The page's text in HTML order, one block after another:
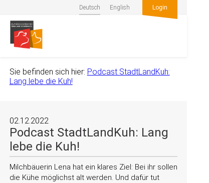
Deutsch English Login
Sie befinden sich hier: Podcast StadtLandKuh:
Lang lebe die Kuh!
02.12.2022
Podcast StadtLandKuh: Lang
lebe die Kuh!
Milchbäuerin Lena hat ein klares Ziel: Bei ihr sollen
die Kühe möglichst alt werden. Und dafür tut